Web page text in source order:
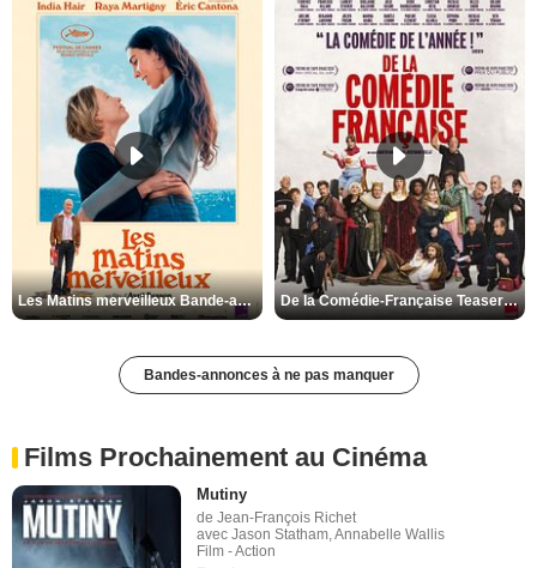
Les Matins merveilleux Bande-annonce VF De la Comédie-Française Teaser VF
Bandes-annonces à ne pas manquer
Films Prochainement au Cinéma
Mutiny
de Jean-François Richet
avec Jason Statham, Annabelle Wallis
Film - Action